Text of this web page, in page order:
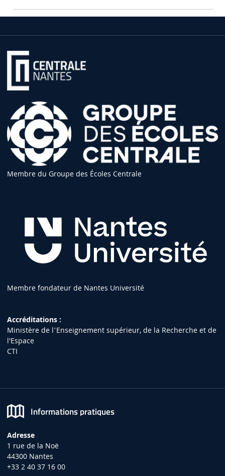
Membre du Groupe des Écoles Centrale
Membre fondateur de Nantes Université
Accréditations :
Ministère de lʼEnseignement supérieur, de la Recherche et de
l'Espace
CTI
Informations pratiques
Adresse
1 rue de la Noë
44300 Nantes
+33 2 40 37 16 00